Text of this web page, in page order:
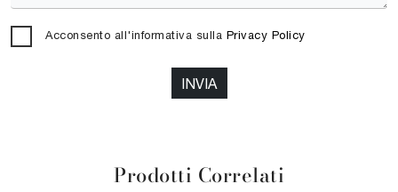
Prodotti Correlati
Acconsento all'informativa sulla Privacy Policy
INVIA